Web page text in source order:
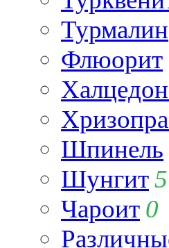
Турмалин
Флюорит
Шпинель
Шунгит5
Чароит 0